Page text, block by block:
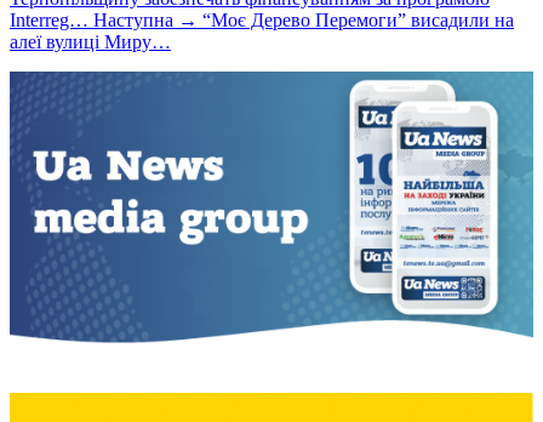
Interreg… Наступна → “Моє Дерево Перемоги” висадили на
алеї вулиці Миру…